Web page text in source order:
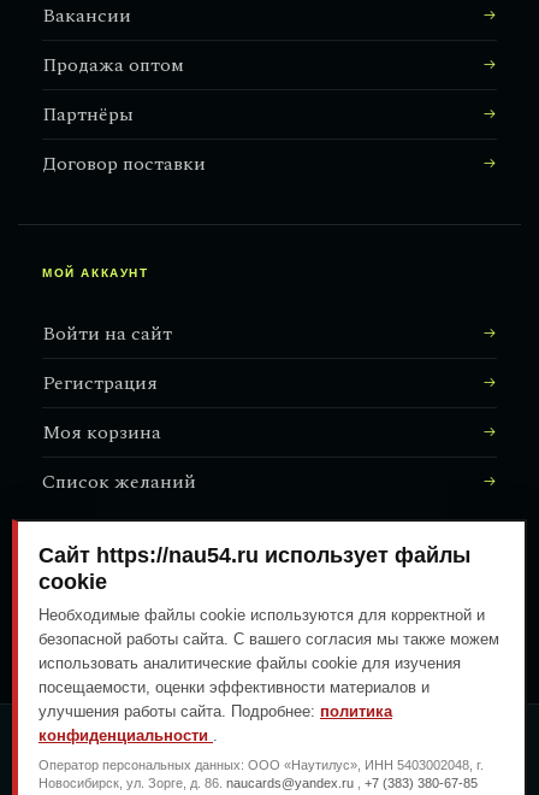
Вакансии
Продажа оптом
Партнёры
Договор поставки
МОЙ АККАУНТ
Войти на сайт
Регистрация
Моя корзина
Список желаний
АДРЕС МАГАЗИНА
Залесского, 8/1
ОПЛАТА ЛЮБЫМ УДОБНЫМ
СПОСОБОМ
Сайт https://nau54.ru использует файлы
cookie
Необходимые файлы cookie используются для корректной и
безопасной работы сайта. С вашего согласия мы также можем
использовать аналитические файлы cookie для изучения
посещаемости, оценки эффективности материалов и
улучшения работы сайта. Подробнее: политика
конфиденциальности .
Оператор персональных данных: ООО «Наутилус», ИНН 5403002048, г.
Новосибирск, ул. Зорге, д. 86. naucards@yandex.ru +7 (383) 380-67-85